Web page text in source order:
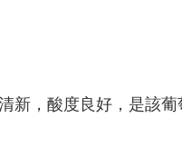
，酸度良好，是該葡